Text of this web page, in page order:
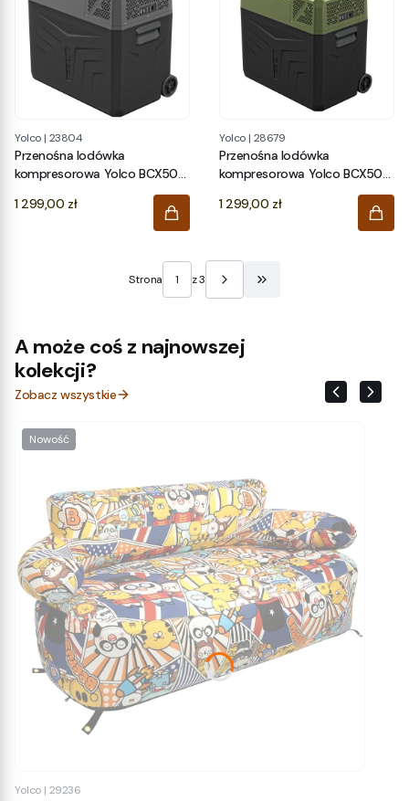
Yolco | 23804
Przenośna lodówka
kompresorowa Yolco BCX50
Cena
1 299,00 zł
Yolco | 28679
Przenośna lodówka
kompresorowa Yolco BCX50
Cena
1 299,00 zł
Strona z 3 Przejdź do ostatniej
A może coś z najnowszej
kolekcji?
Zobacz wszystkie
Nowość
Yolco | 29236